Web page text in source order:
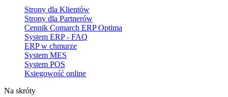
Strony dla Klientów
Strony dla Partnerów
Cennik Comarch ERP Optima
System ERP - FAQ
ERP w chmurze
System MES
System POS
Księgowość online
Na skróty